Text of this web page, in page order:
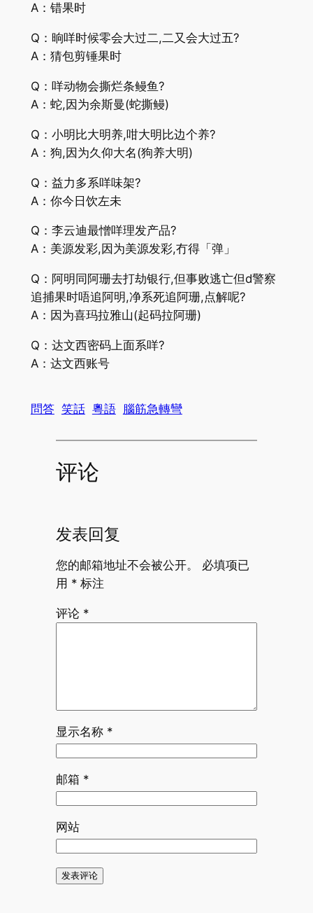
A：错果时
Q：晌咩时候零会大过二,二又会大过五?
A：猜包剪锤果时
Q：咩动物会撕烂条鳗鱼?
A：蛇,因为余斯曼(蛇撕鳗)
Q：小明比大明养,咁大明比边个养?
A：狗,因为久仰大名(狗养大明)
Q：益力多系咩味架?
A：你今日饮左未
Q：李云迪最憎咩理发产品?
A：美源发彩,因为美源发彩,冇得「弹」
Q：阿明同阿珊去打劫银行,但事败逃亡但d警察
追捕果时唔追阿明,净系死追阿珊,点解呢?
A：因为喜玛拉雅山(起码拉阿珊)
Q：达文西密码上面系咩?
A：达文西账号
問答 笑話 粵語 腦筋急轉彎
评论
发表回复
您的邮箱地址不会被公开。
必填项已
用 *标注
评论 *
显示名称 *
邮箱 *
网站